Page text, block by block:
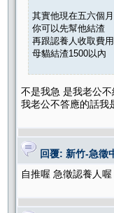
其實他現在五六個
你可以先幫他結渣
再跟認養人收取費用
母貓結渣1500以內
不是我急 是我老公不
我老公不答應的話我
回覆: 新竹-急徵
自推喔 急徵認養人